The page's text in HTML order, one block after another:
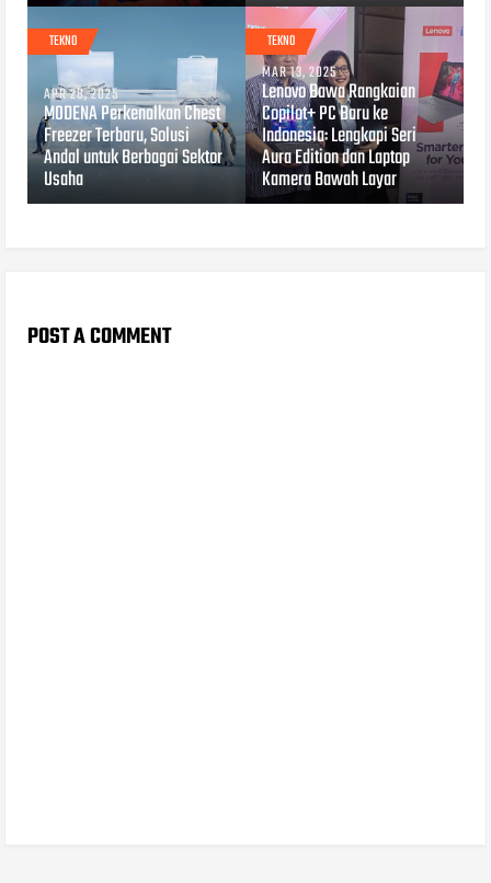
TEKNO
APR 28, 2025
MODENA Perkenalkan Chest
Freezer Terbaru, Solusi
Andal untuk Berbagai Sektor
Usaha
TEKNO
MAR 13, 2025
Lenovo Bawa Rangkaian
Copilot+ PC Baru ke
Indonesia: Lengkapi Seri
Aura Edition dan Laptop
Kamera Bawah Layar
POST A COMMENT